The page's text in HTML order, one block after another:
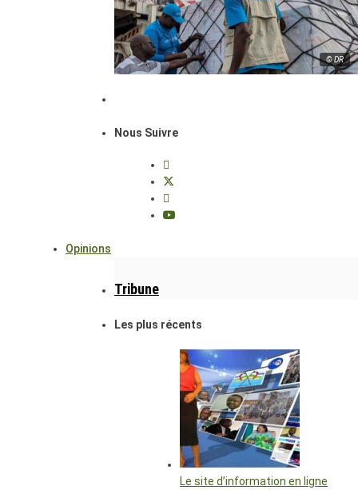
© DR
Nous Suivre
Opinions
Tribune
Les plus récents
Le site d’information en ligne